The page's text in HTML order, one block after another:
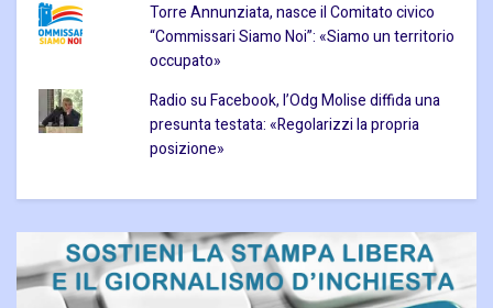
Torre Annunziata, nasce il Comitato civico
“Commissari Siamo Noi”: «Siamo un territorio
occupato»
Radio su Facebook, l’Odg Molise diffida una
presunta testata: «Regolarizzi la propria
posizione»